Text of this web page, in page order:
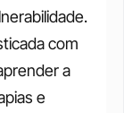
com
a
e